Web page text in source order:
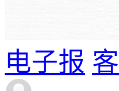
电子报